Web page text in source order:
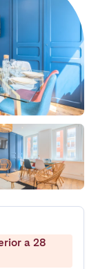
a 28